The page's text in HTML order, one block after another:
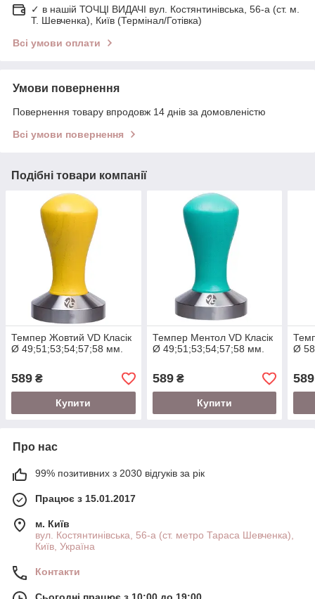
✓ в нашій ТОЧЦІ ВИДАЧІ вул. Костянтинівська, 56-а (ст. м.
Т. Шевченка), Київ (Термінал/Готівка)
Всі умови оплати
Умови повернення
Повернення товару впродовж 14 днів за домовленістю
Всі умови повернення
Подібні товари компанії
Темпер Жовтий VD Класік
Ø 49;51;53;54;57;58 мм.
589 ₴
Купити
Темпер Ментол VD Класік
Ø 49;51;53;54;57;58 мм.
589₴
Купити
Ø
589
Про нас
99% позитивних з 2030 відгуків за рік
Працює з 15.01.2017
м. Київ
вул. Костянтинівська, 56-а (ст. метро Тараса Шевченка),
Київ, Україна
Контакти